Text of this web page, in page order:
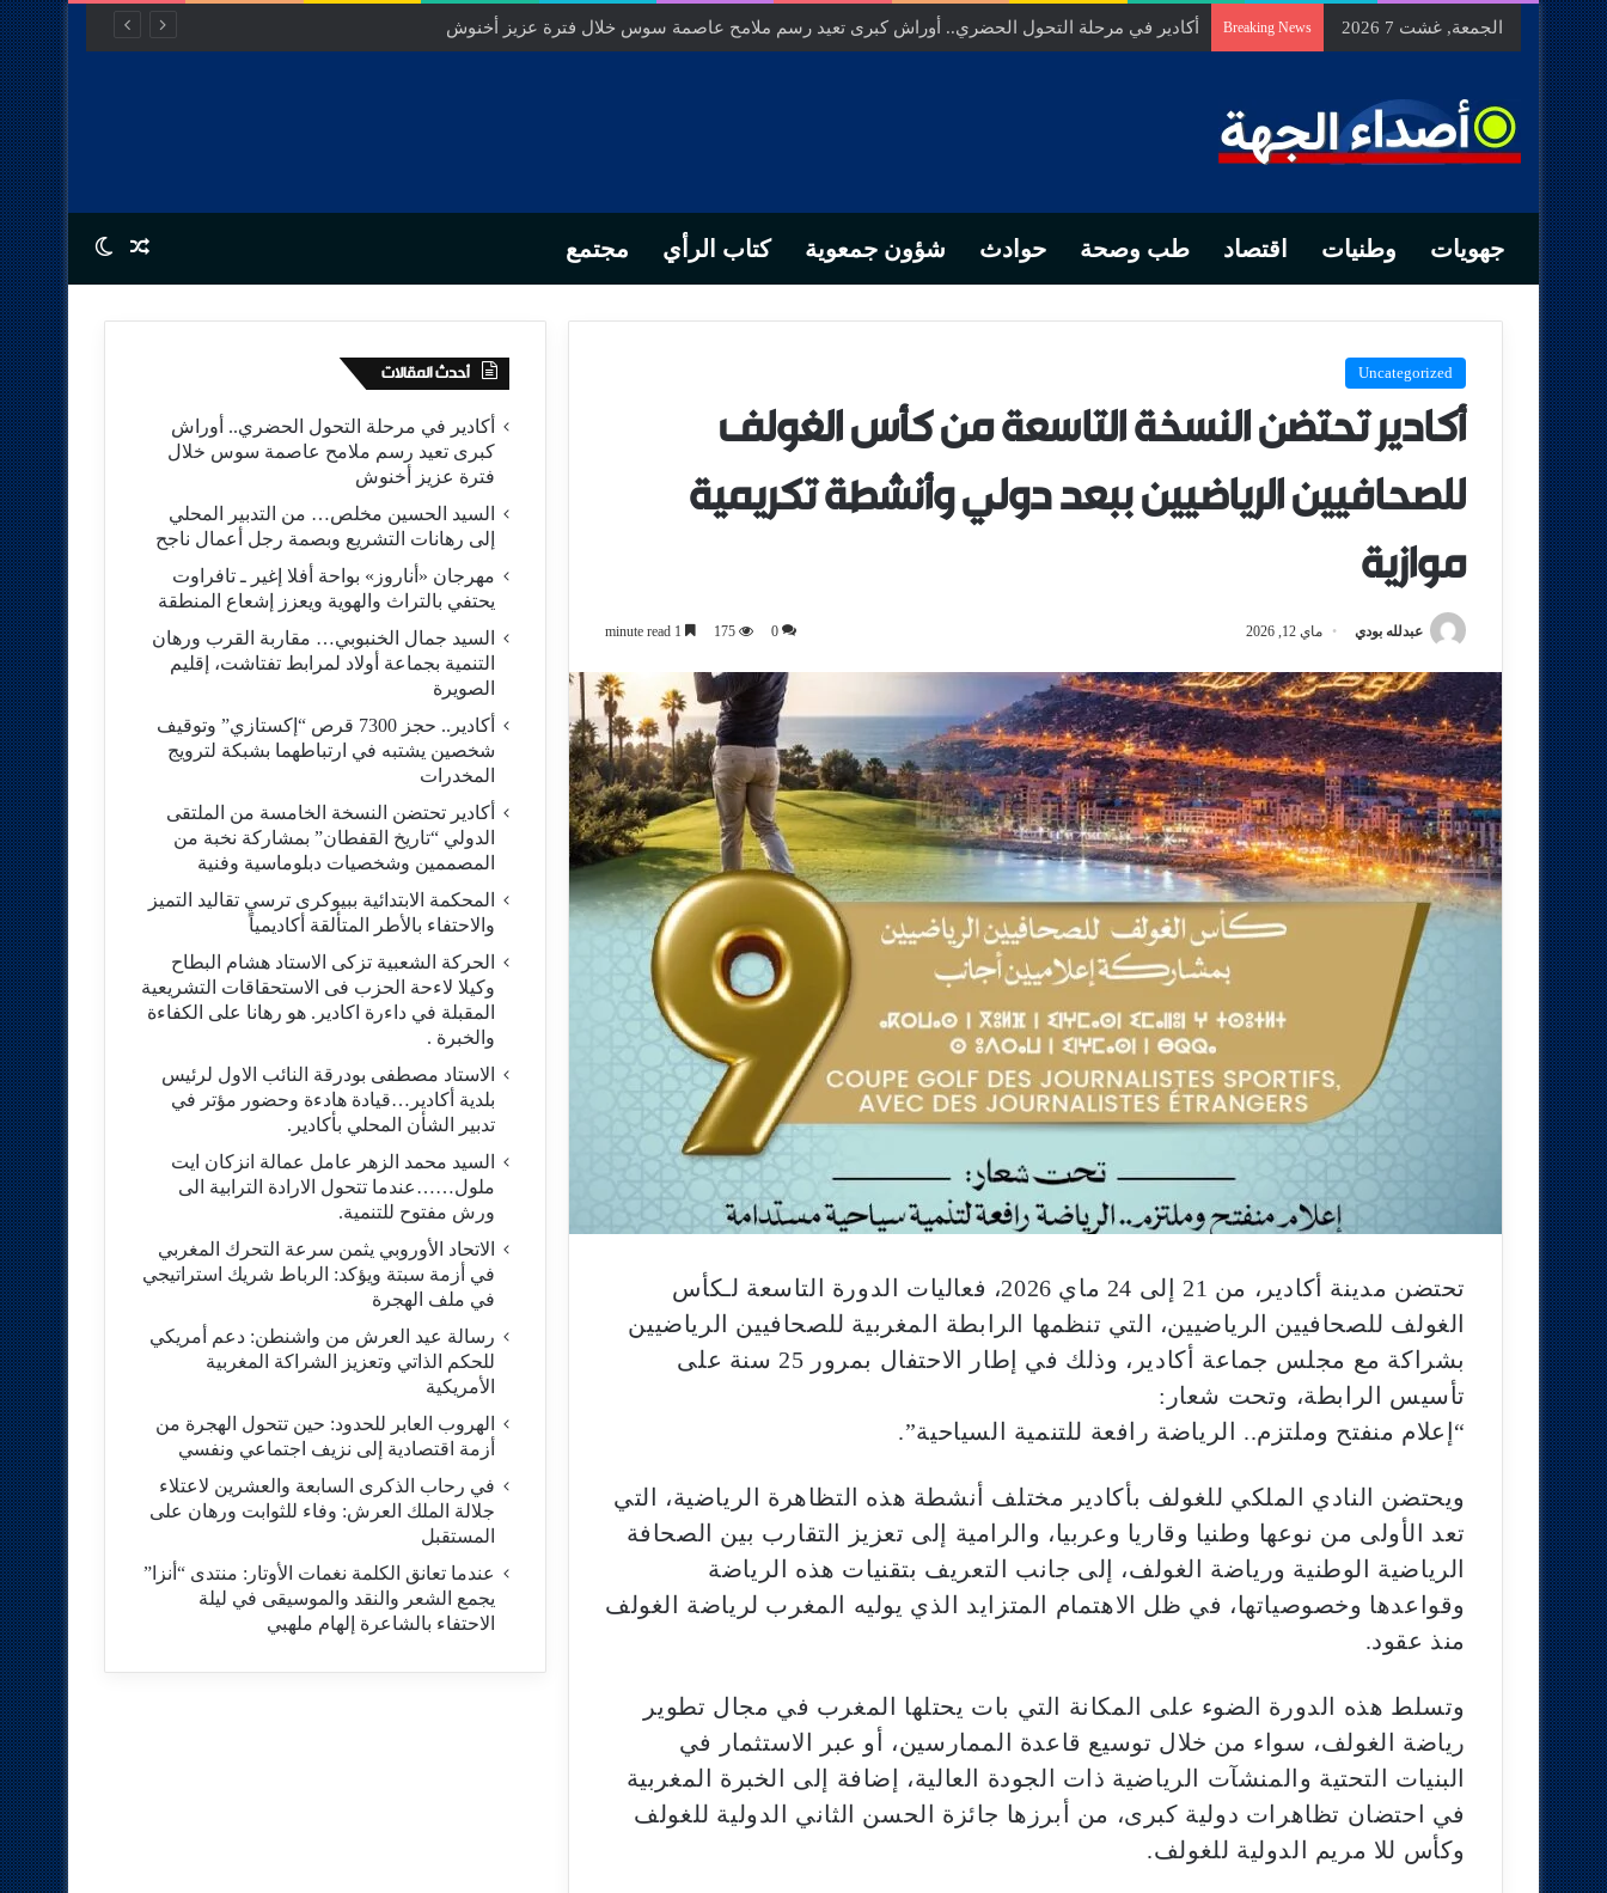
الجمعة, غشت 7 2026 Breaking News السيد الحسين مخلص… من التدبير المحلي إلى رهانات التشريع وبصمة رجل أعمال ناجح
جهويات وطنيات اقتصاد طب وصحة حوادث شؤون جمعوية كتاب الرأي مجتمع Random Article
Switch skin
Uncategorized
أكادير تحتضن النسخة التاسعة من كأس الغولف
للصحافيين الرياضيين ببعد دولي وأنشطة تكريمية
موازية
عبدلله بودي ماي 12, 2026 0
175
تحتضن مدينة أكادير، من 21 إلى 24 ماي 2026، فعاليات الدورة التاسعة لـكأس
الغولف للصحافيين الرياضيين، التي تنظمها الرابطة المغربية للصحافيين الرياضيين
بشراكة مع مجلس جماعة أكادير، وذلك في إطار الاحتفال بمرور 25 سنة على
تأسيس الرابطة، وتحت شعار:
“إعلام منفتح وملتزم.. الرياضة رافعة للتنمية السياحية”.
ويحتضن النادي الملكي للغولف بأكادير مختلف أنشطة هذه التظاهرة الرياضية، التي
تعد الأولى من نوعها وطنيا وقاريا وعربيا، والرامية إلى تعزيز التقارب بين الصحافة
الرياضية الوطنية ورياضة الغولف، إلى جانب التعريف بتقنيات هذه الرياضة
وقواعدها وخصوصياتها، في ظل الاهتمام المتزايد الذي يوليه المغرب لرياضة الغولف
منذ عقود.
وتسلط هذه الدورة الضوء على المكانة التي بات يحتلها المغرب في مجال تطوير
رياضة الغولف، سواء من خلال توسيع قاعدة الممارسين، أو عبر الاستثمار في
البنيات التحتية والمنشآت الرياضية ذات الجودة العالية، إضافة إلى الخبرة المغربية
في احتضان تظاهرات دولية كبرى، من أبرزها جائزة الحسن الثاني الدولية للغولف
وكأس للا مريم الدولية للغولف.
أحدث المقالات
أكادير في مرحلة التحول الحضري.. أوراش
كبرى تعيد رسم ملامح عاصمة سوس خلال
فترة عزيز أخنوش
السيد الحسين مخلص… من التدبير المحلي
إلى رهانات التشريع وبصمة رجل أعمال ناجح
مهرجان «أناروز» بواحة أفلا إغير ـ تافراوت
يحتفي بالتراث والهوية ويعزز إشعاع المنطقة
السيد جمال الخنبوبي… مقاربة القرب ورهان
التنمية بجماعة أولاد لمرابط تفتاشت، إقليم
الصويرة
أكادير.. حجز 7300 قرص “إكستازي” وتوقيف
شخصين يشتبه في ارتباطهما بشبكة لترويج
المخدرات
أكادير تحتضن النسخة الخامسة من الملتقى
الدولي “تاريخ القفطان” بمشاركة نخبة من
المصممين وشخصيات دبلوماسية وفنية
المحكمة الابتدائية ببيوكرى ترسي تقاليد التميز
والاحتفاء بالأطر المتألقة أكاديمياً
الحركة الشعبية تزكى الاستاد هشام البطاح
وكيلا لاءحة الحزب فى الاستحقاقات التشريعية
المقبلة في داءرة اكادير. هو رهانا على الكفاءة
والخبرة .
الاستاد مصطفى بودرقة النائب الاول لرئيس
بلدية أكادير…قيادة هادءة وحضور مؤتر في
تدبير الشأن المحلي بأكادير.
السيد محمد الزهر عامل عمالة انزكان ايت
ملول……عندما تتحول الارادة الترابية الى
ورش مفتوح للتنمية.
الاتحاد الأوروبي يثمن سرعة التحرك المغربي
في أزمة سبتة ويؤكد: الرباط شريك استراتيجي
في ملف الهجرة
رسالة عيد العرش من واشنطن: دعم أمريكي
للحكم الذاتي وتعزيز الشراكة المغربية
الأمريكية
​الهروب العابر للحدود: حين تتحول الهجرة من
أزمة اقتصادية إلى نزيف اجتماعي ونفسي
في رحاب الذكرى السابعة والعشرين لاعتلاء
جلالة الملك العرش: وفاء للثوابت ورهان على
المستقبل
​عندما تعانق الكلمة نغمات الأوتار: منتدى “أنزا”
يجمع الشعر والنقد والموسيقى في ليلة
الاحتفاء بالشاعرة إلهام ملهبي